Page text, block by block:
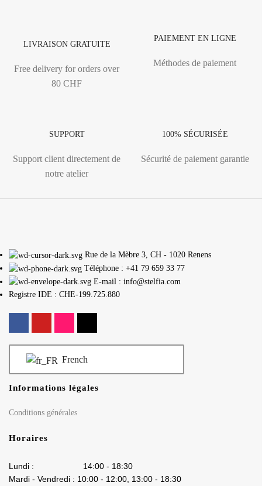
LIVRAISON GRATUITE
Free delivery for orders over
80 CHF
PAIEMENT EN LIGNE
Méthodes de paiement
SUPPORT
Support client directement de
notre atelier
100% SÉCURISÉE
Sécurité de paiement garantie
Rue de la Mèbre 3, CH - 1020 Renens
Téléphone : +41 79 659 33 77
E-mail : info@stelfia.com
Registre IDE : CHE-199.725.880
French
Informations légales
Conditions générales
Horaires
Lundi : 14:00 - 18:30
Mardi - Vendredi : 10:00 - 12:00, 13:00 - 18:30